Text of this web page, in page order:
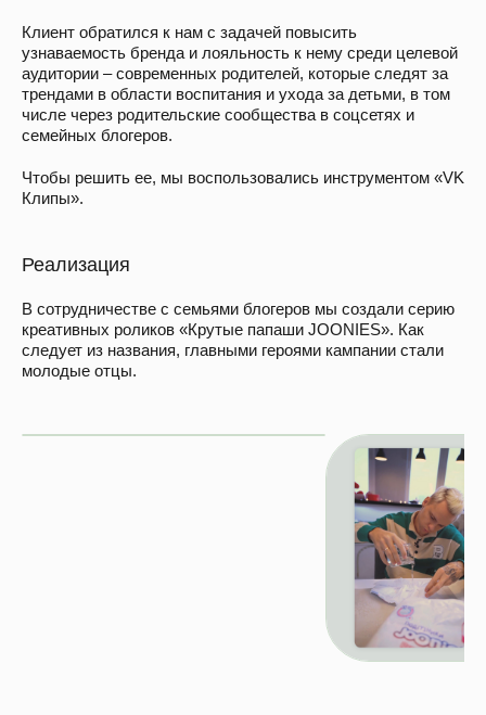
Клиент обратился к нам с задачей повысить
узнаваемость бренда и лояльность к нему среди целевой
аудитории – современных родителей, которые следят за
трендами в области воспитания и ухода за детьми, в том
числе через родительские сообщества в соцсетях и
семейных блогеров.
Чтобы решить ее, мы воспользовались инструментом «VK
Клипы».
Реализация
В сотрудничестве с семьями блогеров мы создали серию
креативных роликов «Крутые папаши JOONIES». Как
следует из названия, главными героями кампании стали
молодые отцы.